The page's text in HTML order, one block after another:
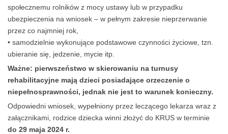
społecznemu rolników z mocy ustawy lub w przypadku
ubezpieczenia na wniosek – w pełnym zakresie nieprzerwanie
przez co najmniej rok,
• samodzielnie wykonujące podstawowe czynności życiowe, tzn.
ubieranie się, jedzenie, mycie itp.
Ważne: pierwszeństwo w skierowaniu na turnusy
rehabilitacyjne mają dzieci posiadające orzeczenie o
niepełnosprawności, jednak nie jest to warunek konieczny.
Odpowiedni wniosek, wypełniony przez leczącego lekarza wraz z
załącznikami, rodzice dziecka winni złożyć do KRUS w terminie
do 29 maja 2024 r.